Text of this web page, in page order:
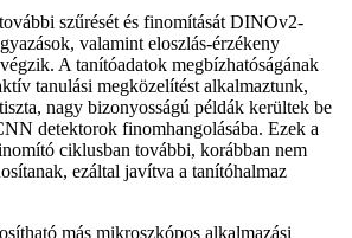
szűrését és finomítását DINOv2-
valamint eloszlás-érzékeny
A tanítóadatok megbízhatóságának
tanulási megközelítést alkalmaztunk,
nagy bizonyosságú példák kerültek be
detektorok finomhangolásába. Ezek a
ciklusban további, korábban nem
ezáltal javítva a tanítóhalmaz
más mikroszkópos alkalmazási